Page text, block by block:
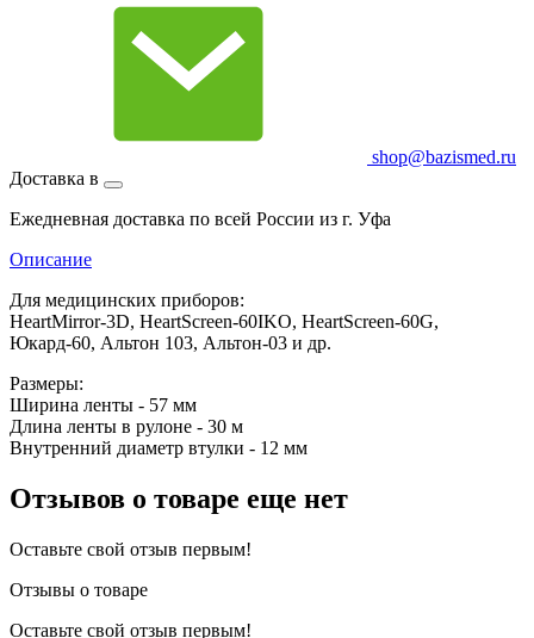
shop@bazismed.ru
Доставка в
Ежедневная доставка по всей России из г. Уфа
Описание
Для медицинских приборов:
HeartMirror-3D, HeartScreen-60IKO, HeartScreen-60G,
Юкард-60, Альтон 103, Альтон-03 и др.
Размеры:
Ширина ленты - 57 мм
Длина ленты в рулоне - 30 м
Внутренний диаметр втулки - 12 мм
Отзывов о товаре еще нет
Оставьте свой отзыв первым!
Отзывы о товаре
Оставьте свой отзыв первым!